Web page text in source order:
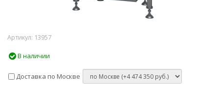
Артикул: 13957
В наличии
Доставка по Москве